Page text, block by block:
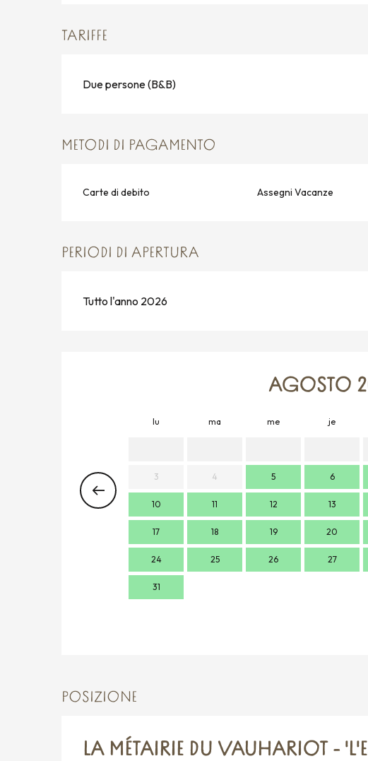
TARIFFE
Due persone (B&B)
METODI DI PAGAMENTO
Carte di debito Assegni Vacanze
PERIODI DI APERTURA
Tutto l'anno 2026
AGOSTO
lu ma me je
3 4 5 6
10 11 12 13
17 18 19 20
24 25 26 27
31
POSIZIONE
LA MÉTAIRIE DU VAUHARIOT -